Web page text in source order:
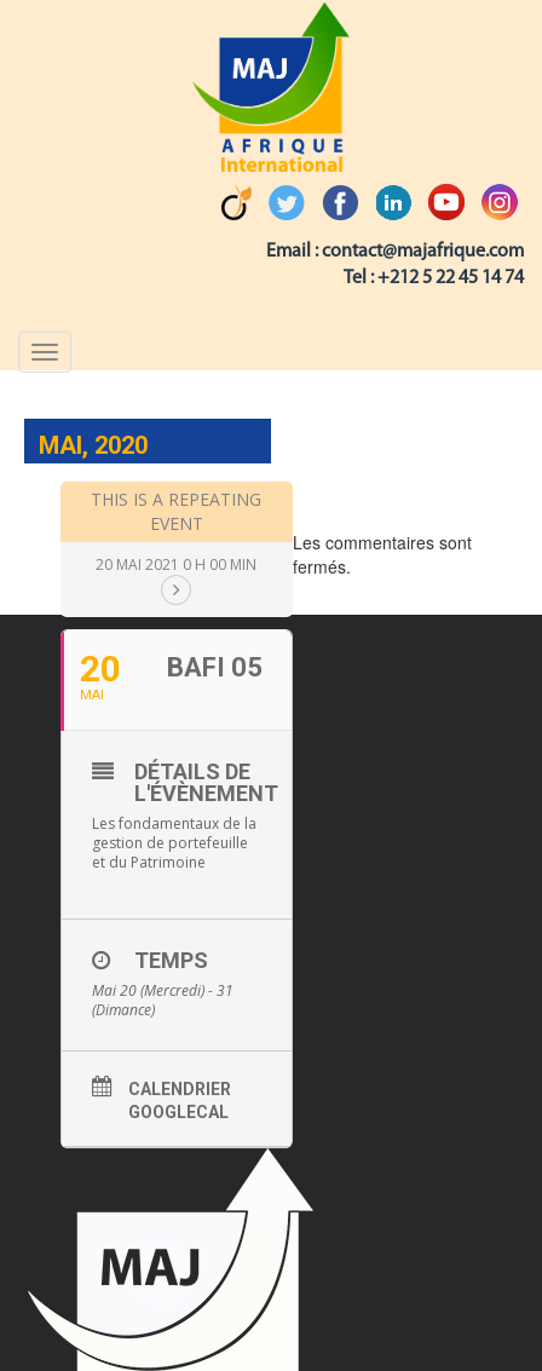
Email :contact@majafrique.com
Tel :+212 5 22 45 14 74
Toggle
navigation
MAI, 2020
THIS IS A REPEATING
EVENT
20 MAI 2021 0 H 00 MIN
20
MAI
BAFI 05
DÉTAILS DE
L'ÉVÈNEMENT
Les fondamentaux de la
gestion de portefeuille
et du Patrimoine
TEMPS
Mai 20 (Mercredi) - 31
(Dimance)
CALENDRIER
GOOGLECAL
Les commentaires sont
fermés.